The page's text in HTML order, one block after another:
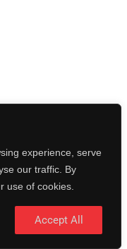
experience, serve
our traffic. By
use of cookies.
Accept All